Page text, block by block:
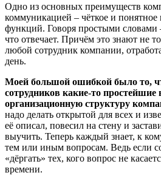
Одно из основных преимуществ
коммуникацией – чёткое и понятное
функций. Говоря простыми словами
что отвечает. Причём это знают не
любой сотрудник компании,
день.
Моей большой ошибкой было то,
сотрудников какие-то
организационную структуру
надо делать открытой для всех и
её описал, повесил на стену и
выучить. Теперь каждый знает, к
тем или иным вопросам. Ведь если
«дёргать» тех, кого вопрос не
времени.